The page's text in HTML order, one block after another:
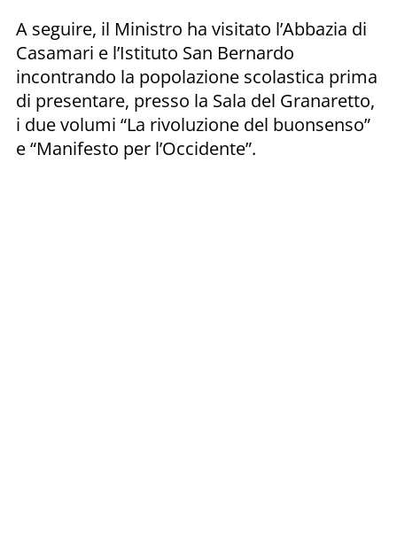
A seguire, il Ministro ha visitato l’Abbazia di
Casamari e l’Istituto San Bernardo
incontrando la popolazione scolastica prima
di presentare, presso la Sala del Granaretto,
i due volumi “La rivoluzione del buonsenso”
e “Manifesto per l’Occidente”.